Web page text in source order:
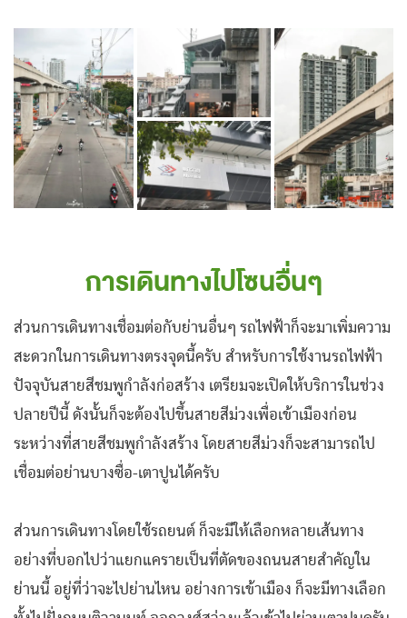
การเดินทางไปโซนอื่นๆ
ส่วนการเดินทางเชื่อมต่อกับย่านอื่นๆ รถไฟฟ้าก็จะมาเพิ่มความ
สะดวกในการเดินทางตรงจุดนี้ครับ สำหรับการใช้งานรถไฟฟ้า
ปัจจุบันสายสีชมพูกำลังก่อสร้าง เตรียมจะเปิดให้บริการในช่วง
ปลายปีนี้ ดังนั้นก็จะต้องไปขึ้นสายสีม่วงเพื่อเข้าเมืองก่อน
ระหว่างที่สายสีชมพูกำลังสร้าง โดยสายสีม่วงก็จะสามารถไป
เชื่อมต่อย่านบางซื่อ-เตาปูนได้ครับ
ส่วนการเดินทางโดยใช้รถยนต์ ก็จะมีให้เลือกหลายเส้นทาง
อย่างที่บอกไปว่าแยกแครายเป็นที่ตัดของถนนสายสำคัญใน
ย่านนี้ อยู่ที่ว่าจะไปย่านไหน อย่างการเข้าเมือง ก็จะมีทางเลือก